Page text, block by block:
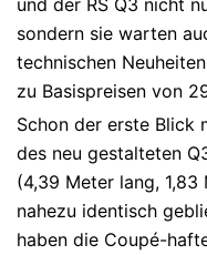
und der RS Q3 nicht
sondern sie warten
technischen
zu Basispreisen von
Schon der erste Blick
des neu gestalteten
(4,39 Meter lang,
nahezu identisch
haben die Coupé-